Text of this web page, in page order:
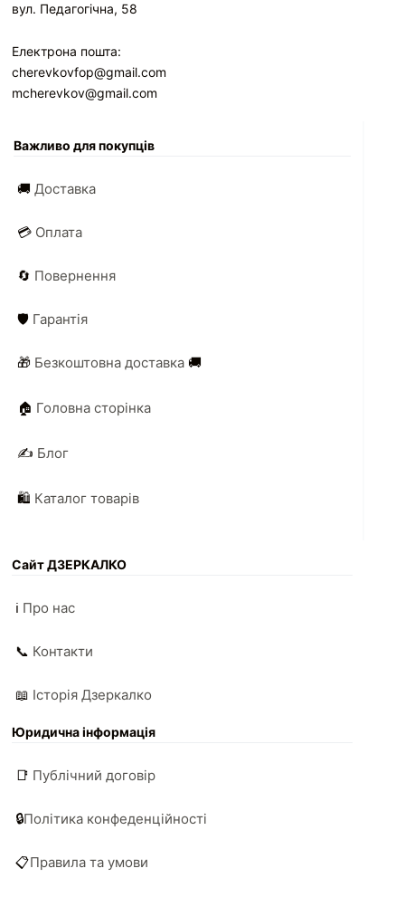
вул. Педагогічна, 58
Електрона пошта:
cherevkovfop@gmail.com
mcherevkov@gmail.com
Важливо для покупців
🚚Доставка
💳 Оплата
🔄 Повернення
🛡️ Гарантія
🎁 Безкоштовна доставка 🚚
🏠 Головна сторінка
✍️ Блог
🛍️ Каталог товарів
Сайт ДЗЕРКАЛКО
ℹ️ Про нас
📞 Контакти
📖 Історія Дзеркалко
Юридична інформація
📑 Публічний договір
🔒Політика конфеденційності
📋Правила та умови